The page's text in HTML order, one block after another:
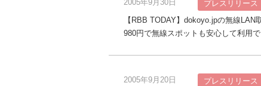
2005年9月30日
プレスリリース
【RBB TODAY】dokoyo.jpの無線
980円で無線スポットも安心して利用
2005年9月20日
プレスリリース